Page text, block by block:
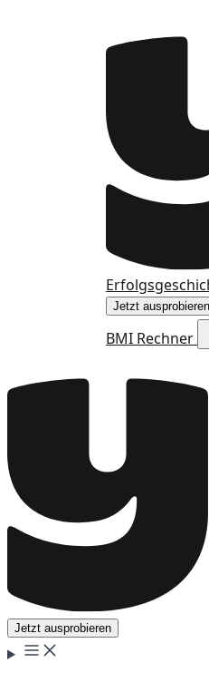
Jetzt ausprobieren
BMI Rechner
Jetzt ausprobieren